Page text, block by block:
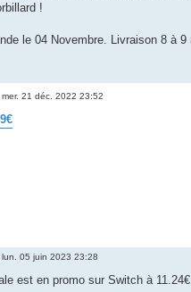
!
le 04 Novembre. Livraison 8 à 9
mer. 21 déc. 2022 23:52
lun. 05 juin 2023 23:28
est en promo sur Switch à 11.24€.